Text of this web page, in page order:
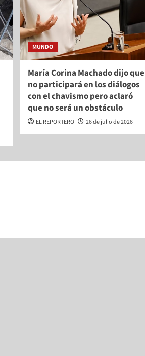
MUNDO
María Corina Machado dijo que
no participará en los diálogos
con el chavismo pero aclaró
que no será un obstáculo
EL REPORTERO 26 de julio de 2026